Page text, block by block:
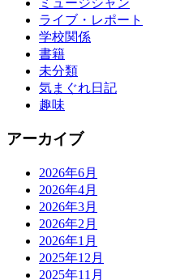
ライブ・レポート
学校関係
書籍
未分類
気まぐれ日記
趣味
アーカイブ
2026年6月
2026年4月
2026年3月
2026年2月
2026年1月
2025年12月
2025年11月